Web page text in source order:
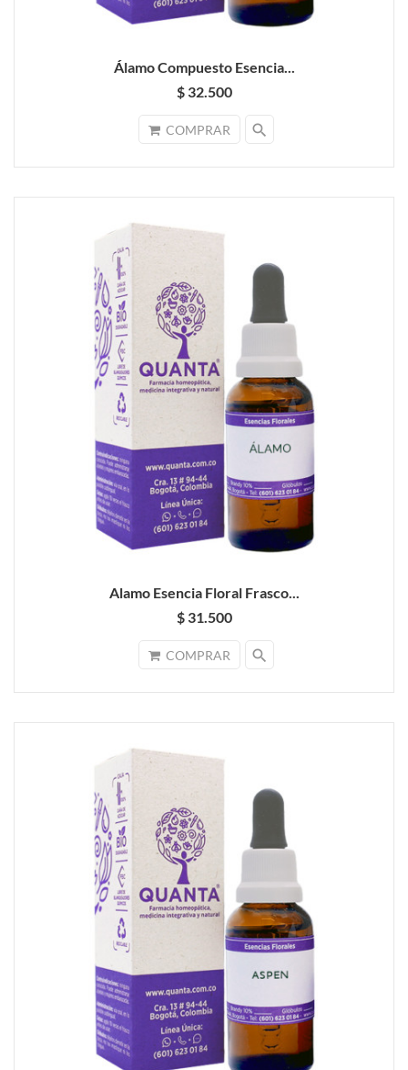
Álamo Compuesto Esencia...
$ 32.500
COMPRAR search
Alamo Esencia Floral Frasco...
$ 31.500
COMPRAR search